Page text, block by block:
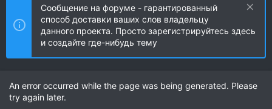
Сообщение на форуме - гарантированный
способ доставки ваших слов владельцу
данного проекта. Просто зарегистрируйтесь здесь
и создайте где-нибудь тему
An error occurred while the page was being generated. Please
try again later.